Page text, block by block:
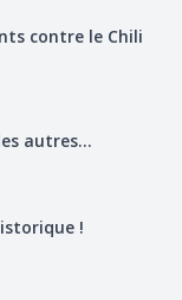
contre le Chili
autres...
!